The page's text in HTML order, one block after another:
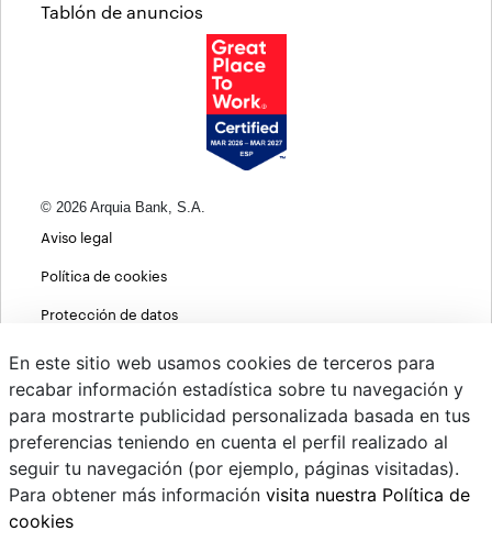
Tablón de anuncios
© 2026 Arquia Bank, S.A.
Aviso legal
Política de cookies
Protección de datos
Política de privacidad web
MIFID
PSD2
Cambio de divisas
En este sitio web usamos cookies de terceros para
recabar información estadística sobre tu navegación y
para mostrarte publicidad personalizada basada en tus
preferencias teniendo en cuenta el perfil realizado al
seguir tu navegación (por ejemplo, páginas visitadas).
Para obtener más información visita nuestra Política de
cookies